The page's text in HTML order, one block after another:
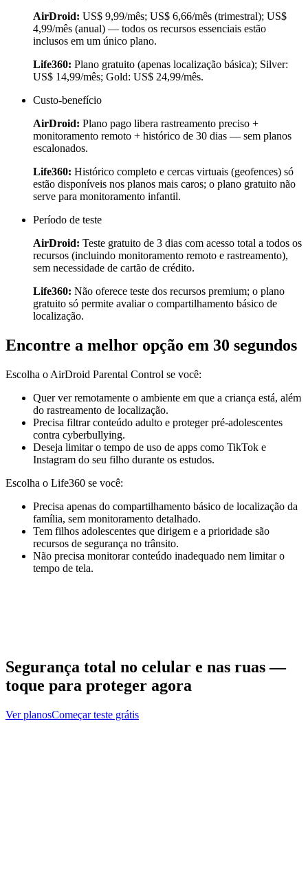
AirDroid: US$ 9,99/mês; US$ 6,66/mês (trimestral); US$
4,99/mês (anual) — todos os recursos essenciais estão
inclusos em um único plano.
Life360: Plano gratuito (apenas localização básica); Silver:
US$ 14,99/mês; Gold: US$ 24,99/mês.
Custo-benefício
AirDroid: Plano pago libera rastreamento preciso +
monitoramento remoto + histórico de 30 dias — sem planos
escalonados.
Life360: Histórico completo e cercas virtuais (geofences) só
estão disponíveis nos planos mais caros; o plano gratuito não
serve para monitoramento infantil.
Período de teste
AirDroid: Teste gratuito de 3 dias com acesso total a todos os
recursos (incluindo monitoramento remoto e rastreamento),
sem necessidade de cartão de crédito.
Life360: Não oferece teste dos recursos premium; o plano
gratuito só permite avaliar o compartilhamento básico de
localização.
Encontre a melhor opção em 30 segundos
Escolha o AirDroid Parental Control se você:
Quer ver remotamente o ambiente em que a criança está, além
do rastreamento de localização.
Precisa filtrar conteúdo adulto e proteger pré-adolescentes
contra cyberbullying.
Deseja limitar o tempo de uso de apps como TikTok e
Instagram do seu filho durante os estudos.
Escolha o Life360 se você:
Precisa apenas do compartilhamento básico de localização da
família, sem monitoramento detalhado.
Tem filhos adolescentes que dirigem e a prioridade são
recursos de segurança no trânsito.
Não precisa monitorar conteúdo inadequado nem limitar o
tempo de tela.
Segurança total no celular e nas ruas —
toque para proteger agora
Ver planosComeçar teste grátis